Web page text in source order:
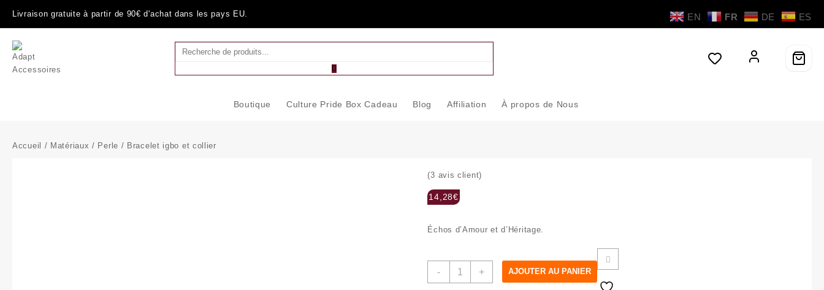
Livraison gratuite à partir de 90€ d'achat dans les pays EU.
Boutique Culture Pride Box Cadeau Blog Affiliation À propos de Nous
Accueil / Matériaux / Perle / Bracelet igbo et collier
(3 avis client)
14,28€
Échos d’Amour et d’Héritage.
-
quantité + AJOUTER AU PANIER
EN FR DE ES